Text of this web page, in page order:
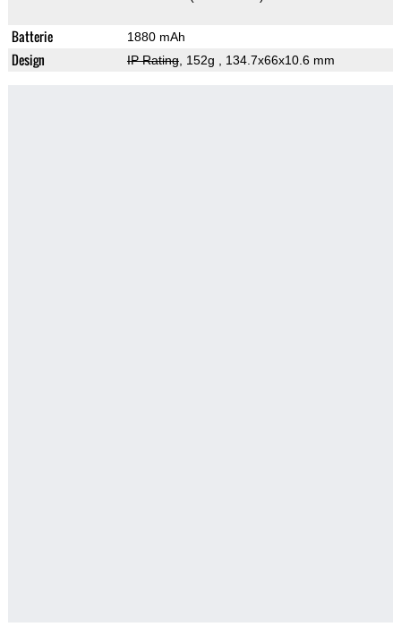
Batterie 1880 mAh
Design IP Rating, 152g , 134.7x66x10.6 mm